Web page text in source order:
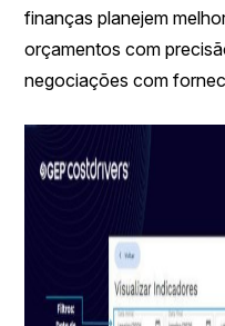
finanças planejem
orçamentos com
negociações com